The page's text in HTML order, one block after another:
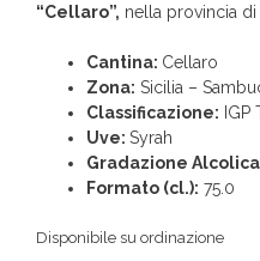
“Cellaro”, nella provincia di
Cantina: Cellaro
Zona: Sicilia –
Classificazione: IGP
Uve: Syrah
Gradazione Alcolica
Formato (cl.): 75.0
Disponibile su ordinazione